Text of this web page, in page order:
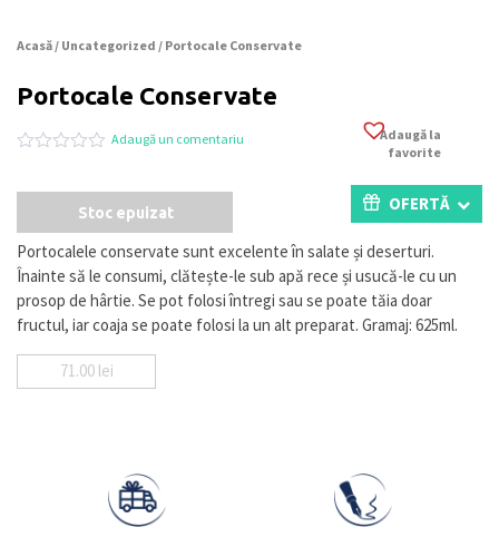
Acasă/ Uncategorized / Portocale Conservate
Portocale Conservate
0
5
pe
baza
a
evaluări
de
la
Adaugă un comentariu
Adaugă la
favorite
Stoc epuizat OFERTĂ
Portocalele conservate sunt excelente în salate și deserturi.
Înainte să le consumi, clătește-le sub apă rece și usucă-le cu un
prosop de hârtie. Se pot folosi întregi sau se poate tăia doar
fructul, iar coaja se poate folosi la un alt preparat. Gramaj: 625ml.
71.00 lei